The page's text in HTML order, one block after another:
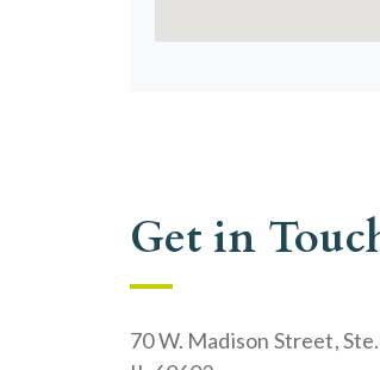
Get in
70 W. Madison Street,